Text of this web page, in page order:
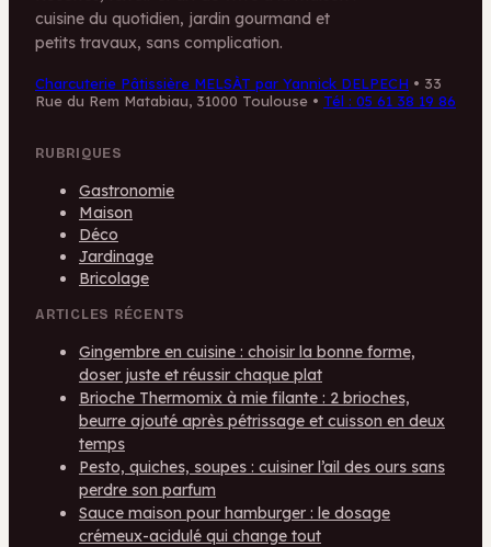
cuisine du quotidien, jardin gourmand et
petits travaux, sans complication.
Charcuterie Pâtissière MELSÀT par Yannick DELPECH • 33
Rue du Rem Matabiau, 31000 Toulouse • Tél : 05 61 38 19 86
RUBRIQUES
Gastronomie
Maison
Déco
Jardinage
Bricolage
ARTICLES RÉCENTS
Gingembre en cuisine : choisir la bonne forme,
doser juste et réussir chaque plat
Brioche Thermomix à mie filante : 2 brioches,
beurre ajouté après pétrissage et cuisson en deux
temps
Pesto, quiches, soupes : cuisiner l’ail des ours sans
perdre son parfum
Sauce maison pour hamburger : le dosage
crémeux-acidulé qui change tout